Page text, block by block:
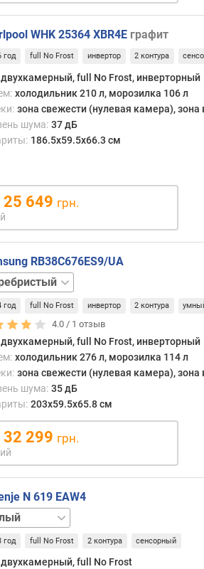
WHK 25364 XBR4E графит
год full No Frost инвертор 2 контура
двухкамерный, full No Frost, инверторный
холодильник 210 л, морозилка 106 л
зона свежести (нулевая камера), зона
шума: 37 дБ
186.5х59.5х66.3 см
649 грн.
RB38C676ES9/UA
год full No Frost инвертор 2 контура
4.0 / 1 отзыв
двухкамерный, full No Frost, инверторный
холодильник 276 л, морозилка 114 л
зона свежести (нулевая камера),
шума: 35 дБ
203х59.5х65.8 см
299 грн.
N 619 EAW4
год full No Frost 2 контура сенсорный
двухкамерный, full No Frost